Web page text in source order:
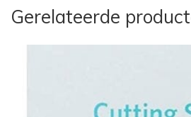
Gerelateerde